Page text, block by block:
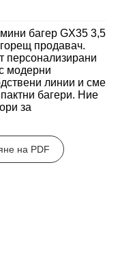
багер GX35 3,5
продавач.
персонализирани
модерни
линии и сме
багери. Ние
за
на PDF